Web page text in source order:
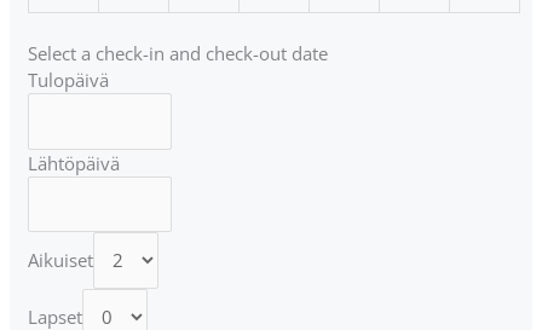
Select a check-in and check-out date
Tulopäivä
Lähtöpäivä
Aikuiset
Lapset